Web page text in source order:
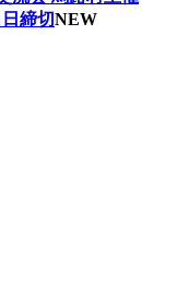
締切NEW